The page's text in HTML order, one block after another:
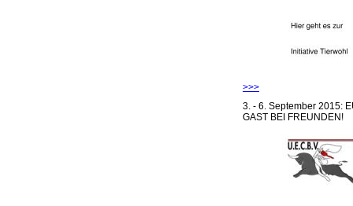
>>>
3. - 6. September 2015:
GAST BEI FREUNDEN!